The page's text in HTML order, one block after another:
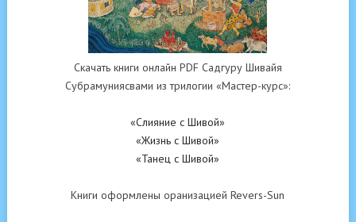
Скачать книги онлайн PDF Садгуру Шивайя
Субрамуниясвами из трилогии «Мастер-курс»:
«Слияние с Шивой»
«Жизнь с Шивой»
«Танец с Шивой»
Книги оформлены оранизацией Revers-Sun